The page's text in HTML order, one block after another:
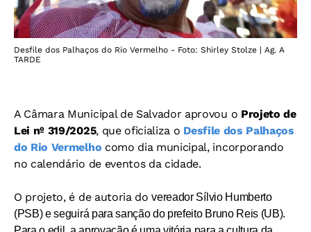
Desfile dos Palhaços do Rio Vermelho - Foto: Shirley Stolze | Ag. A
TARDE
A Câmara Municipal de Salvador aprovou o Projeto de
Lei nº 319/2025, que oficializa o Desfile dos Palhaços
do Rio Vermelho como dia municipal, incorporando
no calendário de eventos da cidade.
O projeto, é de autoria dovereador Sílvio Humberto
(PSB) e seguirá para sanção do prefeito Bruno Reis (UB).